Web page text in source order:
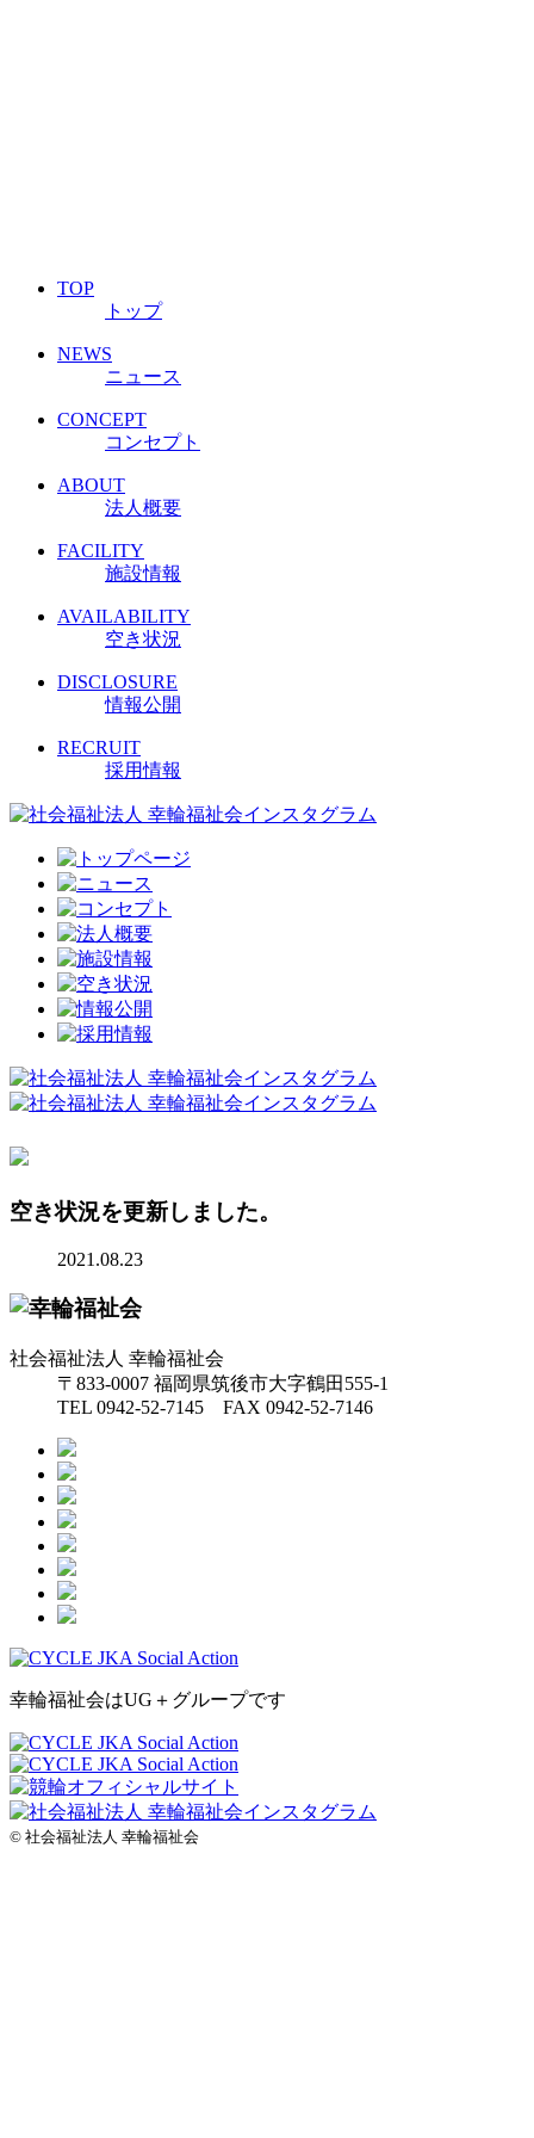
TOP
トップ
NEWS
ニュース
CONCEPT
コンセプト
ABOUT
法人概要
FACILITY
施設情報
AVAILABILITY
空き状況
DISCLOSURE
情報公開
RECRUIT
採用情報
空き状況を更新しました。
2021.08.23
社会福祉法人 幸輪福祉会
〒833-0007 福岡県筑後市大字鶴田555-1
TEL 0942-52-7145 FAX 0942-52-7146
幸輪福祉会はUG＋グループです
© 社会福祉法人 幸輪福祉会